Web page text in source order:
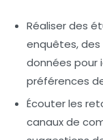
Réaliser des
enquêtes,
données pour
préférences
Écouter les
canaux de